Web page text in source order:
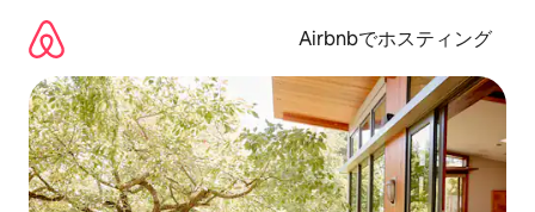
Airbnbでホスティング